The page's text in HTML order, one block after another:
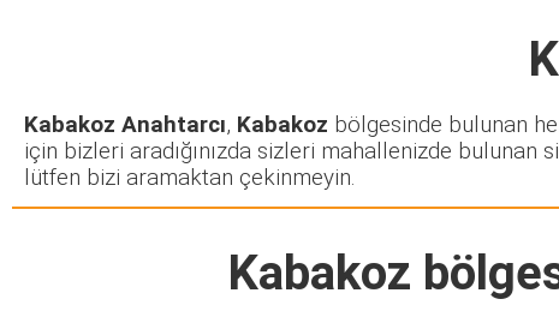
Kabakoz Anahtarcı, Kabakoz bölgesinde bulunan
için bizleri aradığınızda sizleri mahallenizde bulunan
lütfen bizi aramaktan çekinmeyin.
Kabakoz